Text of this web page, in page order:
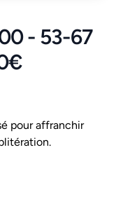
- 53-67
pour affranchir